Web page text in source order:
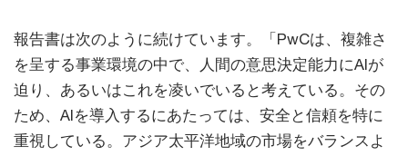
報告書は次のように続けています。「PwCは、複雑さ
を呈する事業環境の中で、人間の意思決定能力にAIが
迫り、あるいはこれを凌いでいると考えている。その
ため、AIを導入するにあたっては、安全と信頼を特に
重視している。アジア太平洋地域の市場をバランスよ